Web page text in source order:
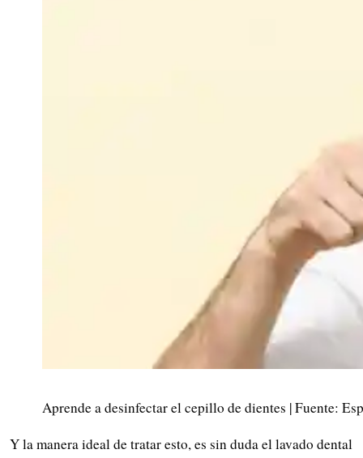
Aprende a desinfectar el cepillo de dientes | Fuente:
Y la manera ideal de tratar esto, es sin duda el lavado dental